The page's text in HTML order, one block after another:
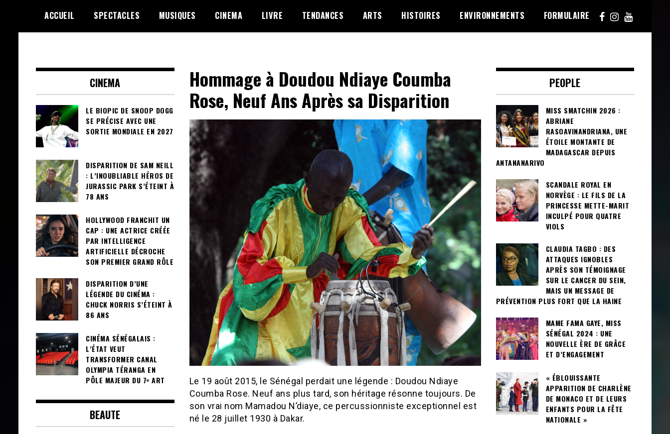
content
ACCUEIL SPECTACLES MUSIQUES CINEMA LIVRE TENDANCES ARTS HISTOIRES ENVIRONNEMENTS FORMULAIRE
sunuculture
Hommage à Doudou Ndiaye Coumba
Rose, Neuf Ans Après sa Disparition
Le 19 août 2015, le Sénégal perdait une légende : Doudou Ndiaye
Coumba Rose. Neuf ans plus tard, son héritage résonne toujours. De
son vrai nom Mamadou N’diaye, ce percussionniste exceptionnel est
né le 28 juillet 1930 à Dakar.
CINEMA
LE BIOPIC DE SNOOP DOGG
SE PRÉCISE AVEC UNE
SORTIE MONDIALE EN 2027
DISPARITION DE SAM NEILL
: L’INOUBLIABLE HÉROS DE
JURASSIC PARK S’ÉTEINT À
78 ANS
HOLLYWOOD FRANCHIT UN
CAP : UNE ACTRICE CRÉÉE
PAR INTELLIGENCE
ARTIFICIELLE DÉCROCHE
SON PREMIER GRAND RÔLE
DISPARITION D’UNE
LÉGENDE DU CINÉMA :
CHUCK NORRIS S’ÉTEINT À
86 ANS
CINÉMA SÉNÉGALAIS :
L’ÉTAT VEUT
TRANSFORMER CANAL
OLYMPIA TÉRANGA EN
PÔLE MAJEUR DU 7ᵉ ART
BEAUTE
PEOPLE
MISS SMATCHIN 2026 :
ABRIANE
RASOAVINANDRIANA, UNE
ÉTOILE MONTANTE DE
MADAGASCAR DEPUIS
ANTANANARIVO
SCANDALE ROYAL EN
NORVÈGE : LE FILS DE LA
PRINCESSE METTE-MARIT
INCULPÉ POUR QUATRE
VIOLS
CLAUDIA TAGBO : DES
ATTAQUES IGNOBLES
APRÈS SON TÉMOIGNAGE
SUR LE CANCER DU SEIN,
MAIS UN MESSAGE DE
PRÉVENTION PLUS FORT QUE LA HAINE
MAME FAMA GAYE, MISS
SÉNÉGAL 2024 : UNE
NOUVELLE ÈRE DE GRÂCE
ET D’ENGAGEMENT
« ÉBLOUISSANTE
APPARITION DE CHARLÈNE
DE MONACO ET DE LEURS
ENFANTS POUR LA FÊTE
NATIONALE »